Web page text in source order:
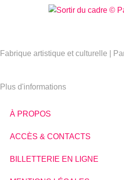
Fabrique artistique et culturelle |
Plus d'informations
À PROPOS
ACCÈS & CONTACTS
BILLETTERIE EN LIGNE